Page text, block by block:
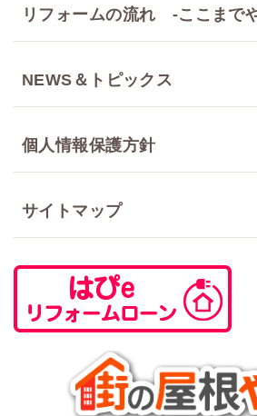
リフォームの流れ -ここまで
NEWS＆トピックス
個人情報保護方針
サイトマップ